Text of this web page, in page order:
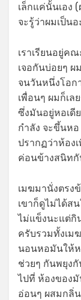
เล็กแค่นั้นเอง
จะรู้ว่าผมเป็นอ
เราเรียนอยู่ค
เจอกันบ่อยๆ ผ
จนวันหนึ่งโอก
เพื่อนๆ ผมก็เ
ซึ่งมันอยู่หอเดี
กำลัง จะขึ้นห
ปรากฏว่าห้อง
ค่อนข้างสนิท
เมฆมานั่งตรง
เขาก็ดูไม่ได้ส
ไม่แข็งนะแต่กิ
ครับรวมทั้งเม
นอนหอมันให้ห
ช่วยๆ กันพยุง
ไปที่ ห้องของ
อ่อนๆ ผสมกลิ่